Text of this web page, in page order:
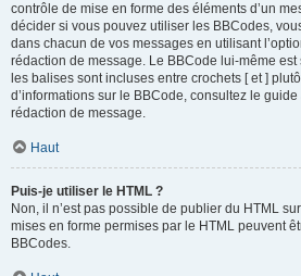
contrôle de mise en forme des éléments d’un
décider si vous pouvez utiliser les BBCodes,
dans chacun de vos messages en utilisant
rédaction de message. Le BBCode lui-même
les balises sont incluses entre crochets [ et ]
d’informations sur le BBCode, consultez le
rédaction de message.
Haut
Puis-je utiliser le HTML ?
Non, il n’est pas possible de publier du HTML
mises en forme permises par le HTML peuvent
BBCodes.